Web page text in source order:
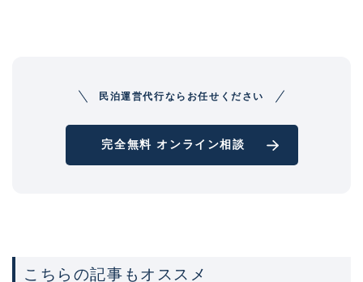
民泊運営代行ならお任せください
完全無料 オンライン相談
こちらの記事もオススメ